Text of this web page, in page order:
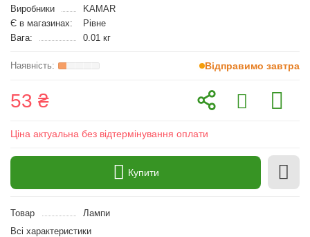
Виробники
KAMAR
Є в магазинах:
Рівне
Вага:
0.01 кг
Відправимо завтра
53 ₴
Ціна актуальна без відтермінування оплати
Купити
Товар
Лампи
Всі характеристики